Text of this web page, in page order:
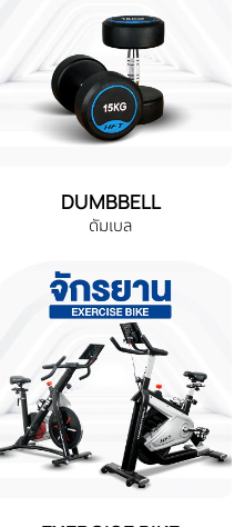
DUMBBELL
ดัมเบล